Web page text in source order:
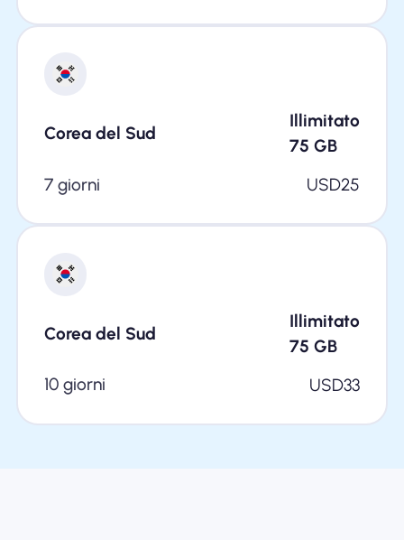
Corea del Sud
Illimitato
75 GB
7 giorni
USD25
Corea del Sud
Illimitato
75 GB
10 giorni
USD33